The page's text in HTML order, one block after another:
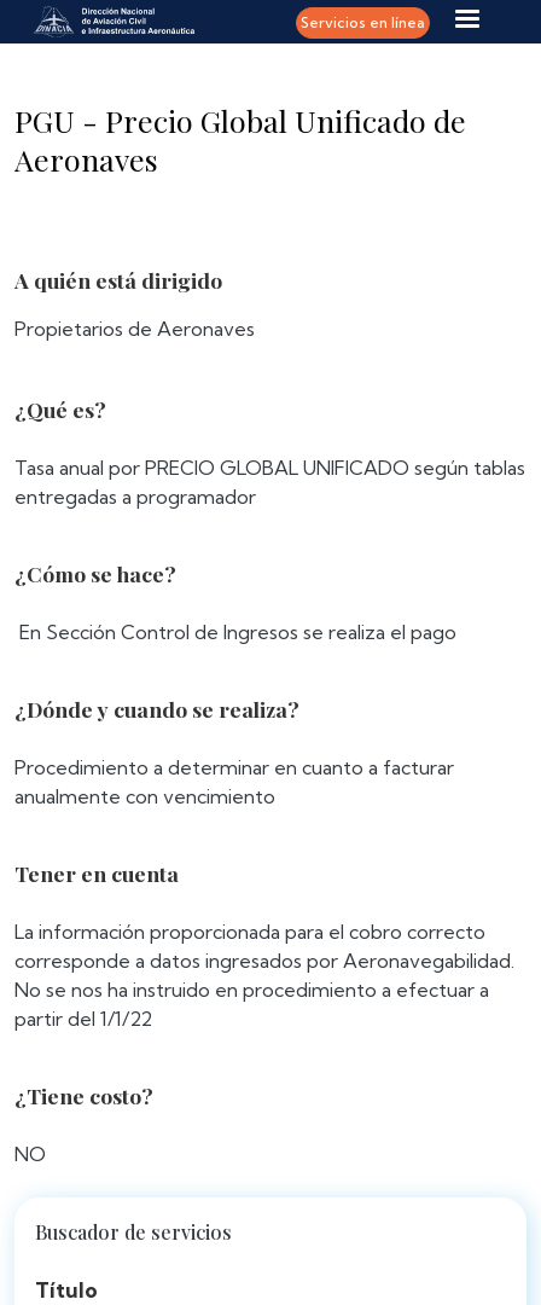
Pasar al contenido principal Servicios en línea
PGU - Precio Global Unificado de
Aeronaves
A quién está dirigido
Propietarios de Aeronaves
¿Qué es?
Tasa anual por PRECIO GLOBAL UNIFICADO según tablas
entregadas a programador
¿Cómo se hace?
En Sección Control de Ingresos se realiza el pago
¿Dónde y cuando se realiza?
Procedimiento a determinar en cuanto a facturar
anualmente con vencimiento
Tener en cuenta
La información proporcionada para el cobro correcto
corresponde a datos ingresados por Aeronavegabilidad.
No se nos ha instruido en procedimiento a efectuar a
partir del 1/1/22
¿Tiene costo?
NO
Buscador de servicios
Título